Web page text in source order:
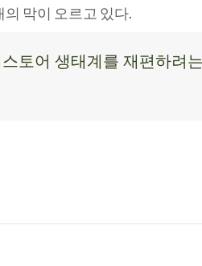
막이 오르고 있다.
토어 생태계를 재편하려